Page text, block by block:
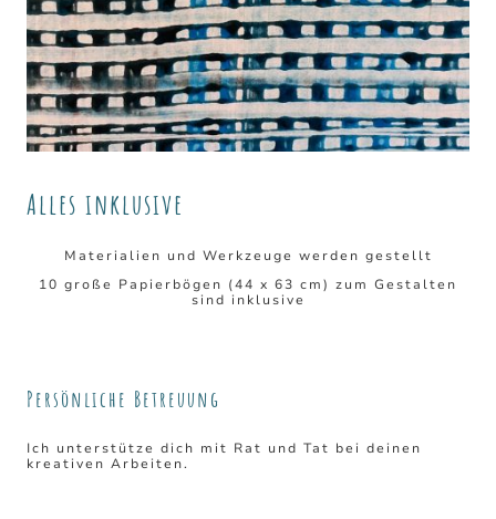
Alles inklusive
Materialien und Werkzeuge werden gestellt
10 große Papierbögen (44 x 63 cm) zum Gestalten
sind inklusive
Persönliche Betreuung
Ich unterstütze dich mit Rat und Tat bei deinen
kreativen Arbeiten.